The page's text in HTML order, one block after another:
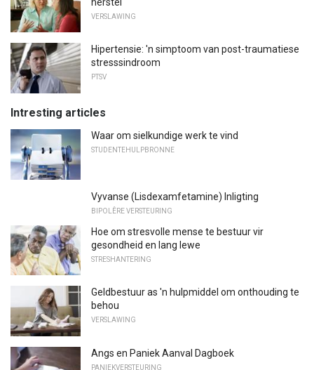
VERSLAWING
Hipertensie: 'n simptoom van post-traumatiese
stresssindroom
PTSV
Intresting articles
Waar om sielkundige werk te vind
STUDENTEHULPBRONNE
Vyvanse (Lisdexamfetamine) Inligting
BIPOLÊRE VERSTEURING
Hoe om stresvolle mense te bestuur vir
gesondheid en lang lewe
STRESHANTERING
Geldbestuur as 'n hulpmiddel om onthouding te
behou
VERSLAWING
Angs en Paniek Aanval Dagboek
PANIEKVERSTEURING